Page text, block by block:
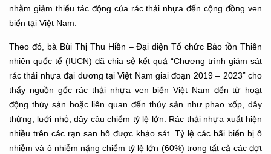
nhằm giảm thiểu tác động của rác thải nhựa đến cộng đồng ven
biển tại Việt Nam.
Theo đó, bà Bùi Thị Thu Hiền – Đại diện Tổ chức Bảo tồn Thiên
nhiên quốc tế (IUCN) đã chia sẻ kết quả “Chương trình giám sát
rác thải nhựa đại dương tại Việt Nam giai đoạn 2019 – 2023” cho
thấy nguồn gốc rác thải nhựa ven biển Việt Nam đến từ hoạt
động thủy sản hoặc liên quan đến thủy sản như phao xốp, dây
thừng, lưới nhỏ, dây câu chiếm tỷ lệ lớn. Rác thải nhựa xuất hiện
nhiều trên các rạn san hô được khảo sát. Tỷ lệ các bãi biển bị ô
nhiễm và ô nhiễm nặng chiếm tỷ lệ lớn (60%) trong tất cả các đợt